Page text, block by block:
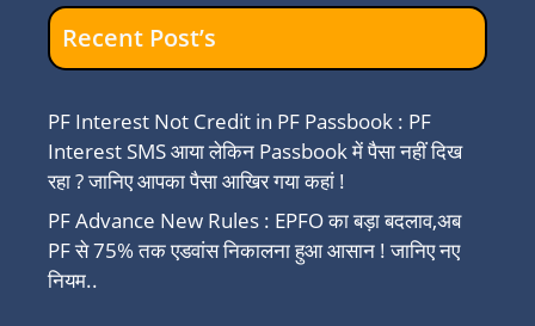
Recent Post’s
PF Interest Not Credit in PF Passbook : PF
Interest SMS आया लेकिन Passbook में पैसा नहीं दिख
रहा ? जानिए आपका पैसा आखिर गया कहां !
PF Advance New Rules : EPFO का बड़ा बदलाव,अब
PF से 75% तक एडवांस निकालना हुआ आसान ! जानिए नए
नियम..